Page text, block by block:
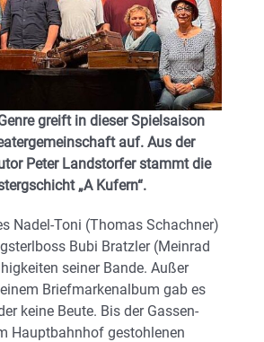
greift in dieser Spielsaison
auf. Aus der
Peter Landstorfer stammt die
„A Kufern“.
Nadel-Toni (Thomas Schachner)
Bubi Bratzler (Meinrad
seiner Bande. Außer
Briefmarkenalbum gab es
keine Beute. Bis der Gassen-
Hauptbahnhof gestohlenen